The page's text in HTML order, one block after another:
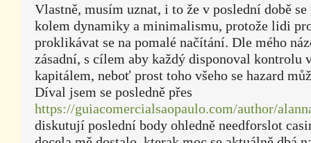
Vlastně, musím uznat, i to že v poslední době
kolem dynamiky a minimalismu, protože lidi
proklikávat se na pomalé načítání. Dle mého
zásadní, s cílem aby každý disponoval kontrolu
kapitálem, neboť prost toho všeho se hazard
Díval jsem se posledně přes
https://guiacomercialsaopaulo.com/author/
diskutují poslední body ohledně needforslot